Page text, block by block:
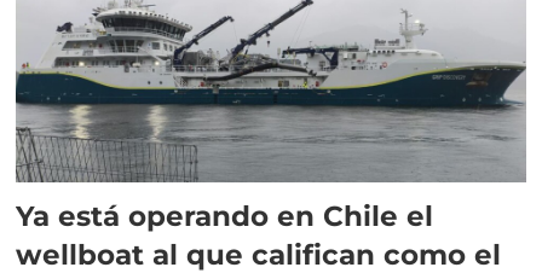
Ya está operando en Chile el
wellboat al que califican como el